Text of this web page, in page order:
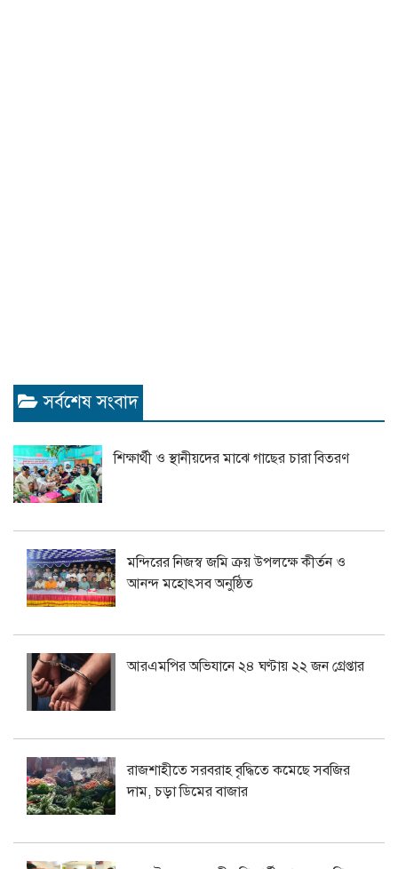
সর্বশেষ সংবাদ
শিক্ষার্থী ও স্থানীয়দের মাঝে গাছের চারা বিতরণ
মন্দিরের নিজস্ব জমি ক্রয় উপলক্ষে কীর্তন ও
আনন্দ মহোৎসব অনুষ্ঠিত
আরএমপির অভিযানে ২৪ ঘণ্টায় ২২ জন গ্রেপ্তার
রাজশাহীতে সরবরাহ বৃদ্ধিতে কমেছে সবজির
দাম, চড়া ডিমের বাজার